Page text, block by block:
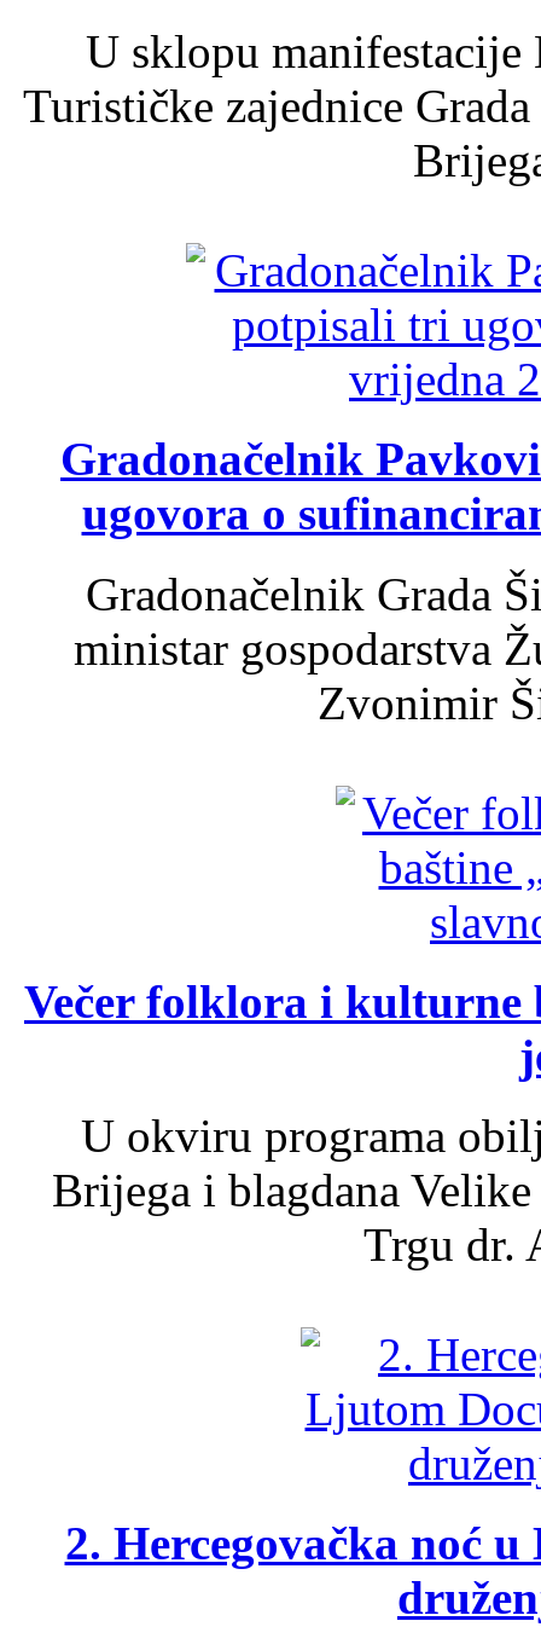
U sklopu
Turističke zajednice
Gradonačelnik
ugovora o
Gradonačelnik Grada
ministar gospodarstva
Zvonimir
Večer folklora i kulturne
U okviru programa
Brijega i blagdana
Trgu dr.
2. Hercegovačka noć